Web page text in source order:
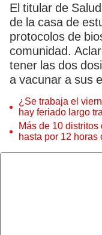
El titular de
de la casa de
protocolos de
comunidad.
tener las dos
a vacunar a sus
¿Se trabaja el
hay feriado largo
Más de 10
hasta por 12 horas